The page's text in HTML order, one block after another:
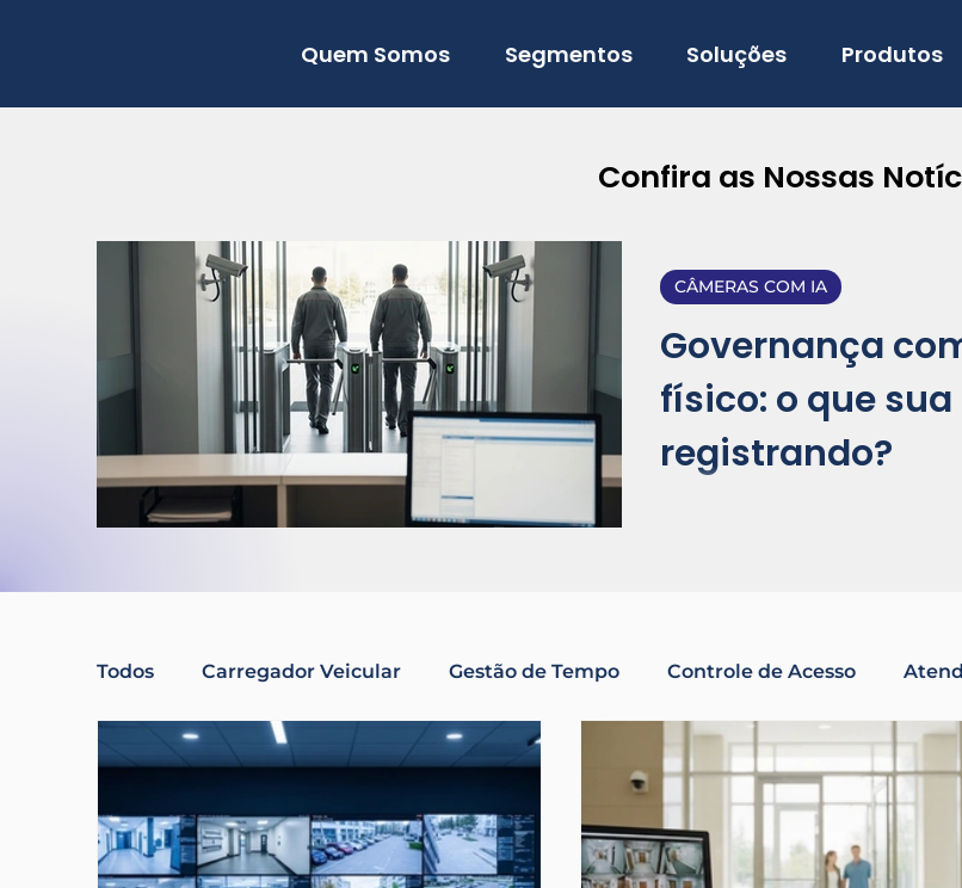
Quem Somos Segmentos Soluções Produtos
Confira as Nossas
Governança
físico: o que
registrando?
Ela começa no registro confiável
CÂMERAS COM IA
Todos Carregador Veicular Gestão de Tempo Controle de Acesso
Controle de Acesso para Condomínios Portaria Remota Segurança
Sustentabilidade Relacionamento com o cliente Ponto Eletrônico